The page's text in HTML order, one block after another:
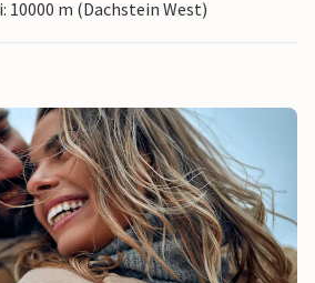
m (Dachstein West)